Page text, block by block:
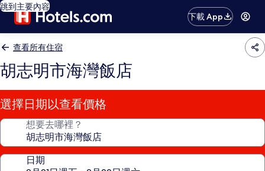
跳到主要內容
下載 App
查看所有住宿
胡志明市海灣飯店
選擇日期以查看價格
想要去哪裡？
日期